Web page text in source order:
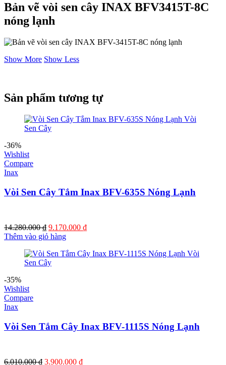
Bản vẽ vòi sen cây INAX BFV3415T-8C
nóng lạnh
Show More Show Less
Sản phẩm tương tự
-36%
Wishlist
Compare
Inax
Vòi Sen Cây Tắm Inax BFV-635S Nóng Lạnh
14.280.000₫ Giá
gốc
14.280.000 ₫.
9.170.000 ₫Giá
là:
Thêm vào giỏ hàng
-35%
Wishlist
Compare
Inax
Vòi Sen Tắm Cây Inax BFV-1115S Nóng Lạnh
6.010.000₫ Giá
3.900.000 ₫Giá